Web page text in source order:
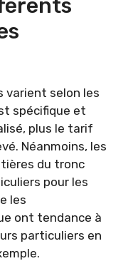
varient selon les
spécifique et
plus le tarif
Néanmoins, les
du tronc
pour les
les
ont tendance à
particuliers en